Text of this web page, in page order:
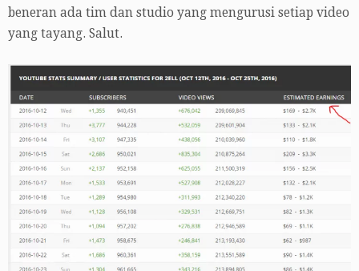
beneran ada tim dan studio yang mengurusi setiap video
yang tayang. Salut.